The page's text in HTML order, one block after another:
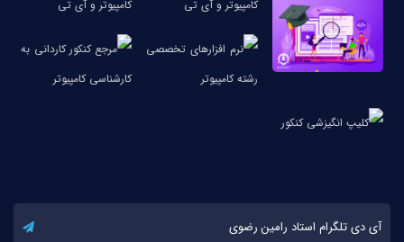
آی دی تلگرام استاد رامین رضوی